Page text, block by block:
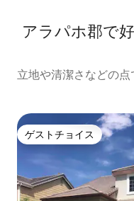
アラパホ郡で
立地や清潔さなどの
ゲストチョイス
ゲストチョイス